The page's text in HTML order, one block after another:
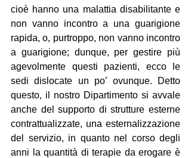
cioè hanno una malattia disabilitante e
non vanno incontro a una guarigione
rapida, o, purtroppo, non vanno incontro
a guarigione; dunque, per gestire più
agevolmente questi pazienti, ecco le
sedi dislocate un po’ ovunque. Detto
questo, il nostro Dipartimento si avvale
anche del supporto di strutture esterne
contrattualizzate, una esternalizzazione
del servizio, in quanto nel corso degli
anni la quantità di terapie da erogare è